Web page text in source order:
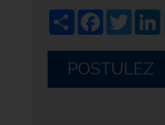
ShareFacebook
Twitter
POSTULEZ